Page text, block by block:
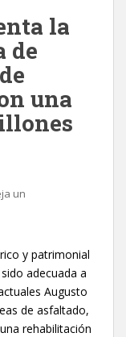
la
de
una
un
y patrimonial
adecuada a
Augusto
de asfaltado,
rehabilitación